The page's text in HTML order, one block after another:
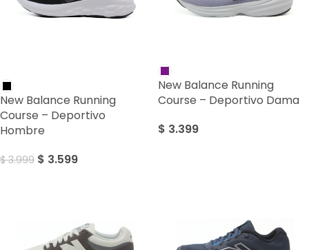
New Balance Running
Course – Deportivo
Hombre
$3.999 $ 3.599
New Balance Running
Course – Deportivo Dama
$ 3.399